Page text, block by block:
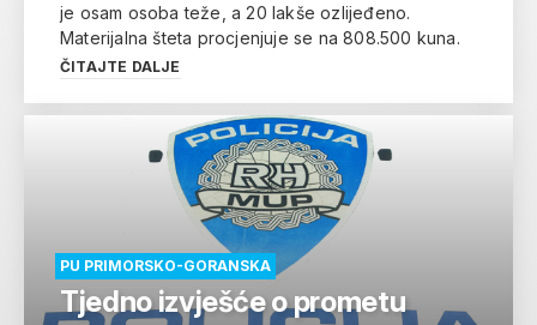
je osam osoba teže, a 20 lakše ozlijeđeno.
Materijalna šteta procjenjuje se na 808.500 kuna.
ČITAJTE DALJE
PU PRIMORSKO-GORANSKA
Tjedno izvješće o prometu